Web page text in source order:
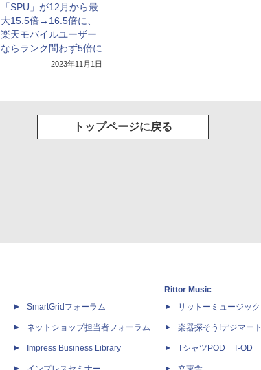
「SPU」が12月から最
大15.5倍→16.5倍に、
楽天モバイルユーザー
ならランク問わず5倍に
2023年11月1日
トップページに戻る
SmartGridフォーラム
ネットショップ担当者フォーラム
Impress Business Library
Rittor Music
リットーミュージック
楽器探そう!デジマート
TシャツPOD T-OD